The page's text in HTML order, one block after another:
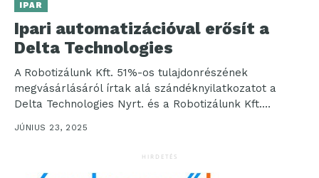
IPAR
Ipari automatizációval erősít a
Delta Technologies
A Robotizálunk Kft. 51%-os tulajdonrészének
megvásárlásáról írtak alá szándéknyilatkozatot a
Delta Technologies Nyrt. és a Robotizálunk Kft.
tulajdonosai. Az akvizíció növekedési lehetőséget
JÚNIUS 23, 2025
HIRDETÉS